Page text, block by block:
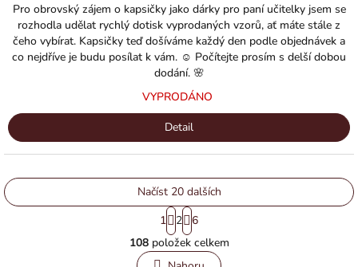
5,0
5
hvězdiček.
Pro obrovský zájem o kapsičky jako dárky pro paní učitelky jsem se
rozhodla udělat rychlý dotisk vyprodaných vzorů, ať máte stále z
čeho vybírat. Kapsičky teď došíváme každý den podle objednávek a
co nejdříve je budu posílat k vám. ☺️ Počítejte prosím s delší dobou
dodání. 🌸
VYPRODÁNO
Detail
O
v
Načíst 20 dalších
S
t
r
á
1 2
6
108položek celkem